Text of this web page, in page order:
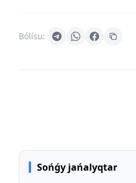
Bólísu:
Sońǵy jańalyqtar